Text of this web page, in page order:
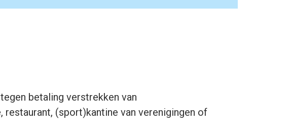
betaling verstrekken van
(sport)kantine van verenigingen of